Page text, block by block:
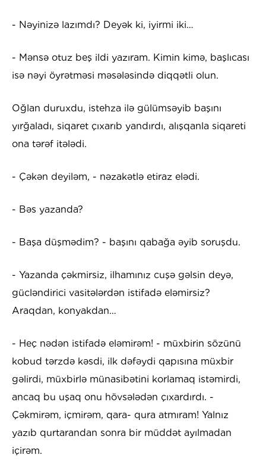
- Nəyinizə lazımdı? Deyək ki, iyirmi iki…
- Mənsə otuz beş ildi yazıram. Kimin kimə, başlıcası
isə nəyi öyrətməsi məsələsində diqqətli olun.
Oğlan duruxdu, istehza ilə gülümsəyib başını
yırğaladı, siqaret çıxarıb yandırdı, alışqanla siqareti
ona tərəf itələdi.
- Çəkən deyiləm, - nəzakətlə etiraz elədi.
- Bəs yazanda?
- Başa düşmədim? - başını qabağa əyib soruşdu.
- Yazanda çəkmirsiz, ilhamınız cuşə gəlsin deyə,
gücləndirici vasitələrdən istifadə eləmirsiz?
Araqdan, konyakdan…
- Heç nədən istifadə eləmirəm! - müxbirin sözünü
kobud tərzdə kəsdi, ilk dəfəydi qapısına müxbir
gəlirdi, müxbirlə münasibətini korlamaq istəmirdi,
ancaq bu uşaq onu hövsələdən çıxardırdı. -
Çəkmirəm, içmirəm, qara- qura atmıram! Yalnız
yazıb qurtarandan sonra bir müddət ayılmadan
içirəm.